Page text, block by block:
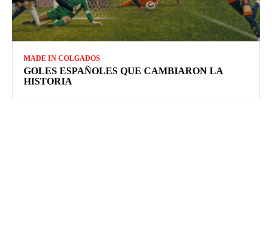
MADE IN COLGADOS
GOLES ESPAÑOLES QUE CAMBIARON LA
HISTORIA